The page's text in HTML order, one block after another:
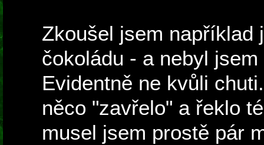
Zkoušel jsem například
čokoládu - a nebyl
Evidentně ne kvůli
něco "zavřelo" a řeklo
musel jsem prostě pár